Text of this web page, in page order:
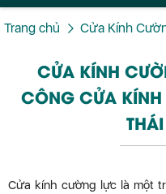
Trang chủ Cửa Kính
CỬA KÍNH
CÔNG CỬA KÍNH
Cửa kính cường lực là một